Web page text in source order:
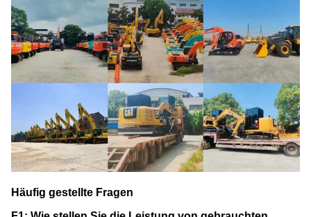
Häufig gestellte Fragen